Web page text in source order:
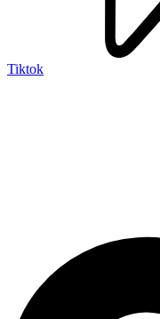
Tiktok